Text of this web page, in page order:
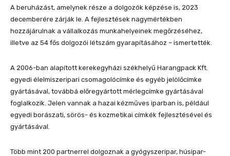
A beruházást, amelynek része a dolgozók képzése is, 2023
decemberére zárják le. A fejlesztések nagymértékben
hozzájárulnak a vállalkozás munkahelyeinek megőrzéséhez,
illetve az 54 fős dolgozói létszám gyarapításához – ismertették.
A 2006-ban alapított kerekegyházi székhelyű Harangpack Kft.
egyedi élelmiszeripari csomagolócímke és egyéb jelölőcímke
gyártásával, továbbá előregyártott mérlegcímke gyártásával
foglalkozik. Jelen vannak a hazai kézműves iparban is, például
egyedi borászati, sörös- és kozmetikai címkék fejlesztésével és
gyártásával.
Több mint 200 partnerrel dolgoznak a gyógyszeripar, húsipar-